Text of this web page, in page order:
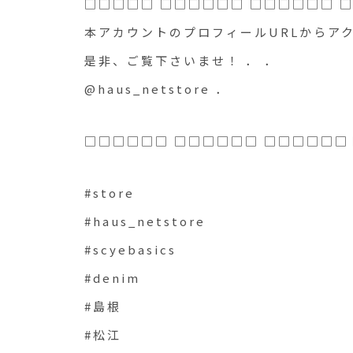
□□□□□ □□□□□□ □□□□□□
本アカウントのプロフィールURLからア
是非、ご覧下さいませ！ ． ．
@haus_netstore ．
□□□□□□ □□□□□□ □□□□□□
#store
#haus_netstore
#scyebasics
#denim
#島根
#松江